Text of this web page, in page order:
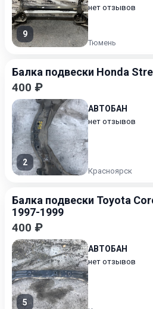
9
нет отзывов
Тюмень
Балка подвески Honda
400 ₽
2
АВТОБАН
нет отзывов
Красноярск
Балка подвески Toyota
1997-1999
400 ₽
5
АВТОБАН
нет отзывов